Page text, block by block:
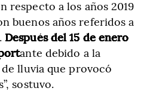
respecto a los años 2019
buenos años referidos a
Después del 15 de enero
ante debido a la
lluvia que provocó
sostuvo.